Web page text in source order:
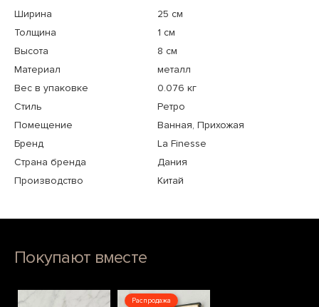
Ширина
25 см
Толщина
1 см
Высота
8 см
Материал
металл
Вес в упаковке
0.076 кг
Стиль
Ретро
Помещение
Ванная, Прихожая
Бренд
La Finesse
Страна бренда
Дания
Производство
Китай
Покупают вместе
Распродажа